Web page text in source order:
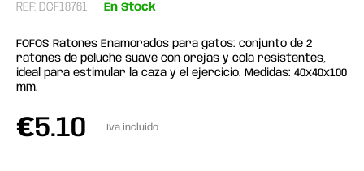
REF: DCF18761 En Stock
FOFOS Ratones Enamorados para gatos: conjunto de 2
ratones de peluche suave con orejas y cola resistentes,
ideal para estimular la caza y el ejercicio. Medidas: 40x40x100
mm.
€5.10 Iva incluido